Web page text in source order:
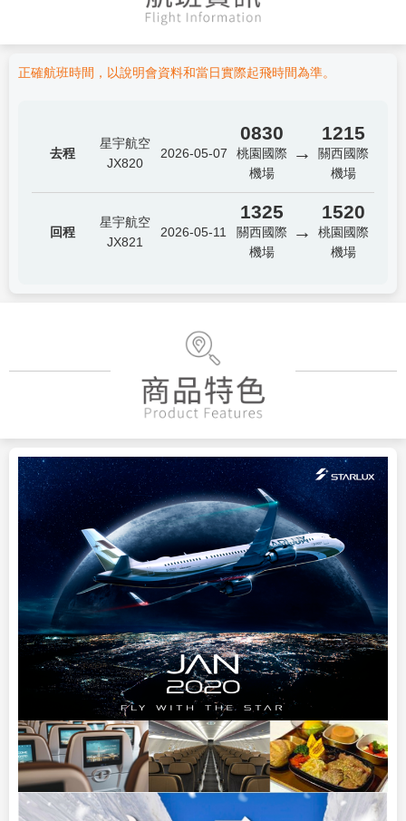
正確航班時間，以說明會資料和當日實際起飛時間為準。
去程
星宇航空
JX820
2026-05-07
0830
桃園國際
機場
→
1215
關西國際
機場
回程
星宇航空
JX821
2026-05-11
1325
關西國際
機場
→
1520
桃園國際
機場